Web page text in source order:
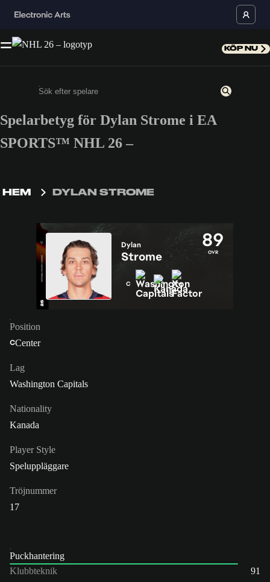
KÖP NU
Ange minst 3 tecken eller siffror
Spelarbetyg för Dylan Strome i EA
SPORTS™ NHL 26 –
HEM DYLAN STROME
89
OVR
Dylan
Strome
C
Position
CCenter
Lag
Washington Capitals
Nationality
Kanada
Player Style
Speluppläggare
Tröjnummer
17
Puckhantering
Klubbteknik
91